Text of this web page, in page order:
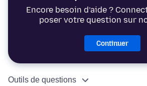
Encore besoin d’aide ?
poser votre question sur
Continuer
Outils de questions